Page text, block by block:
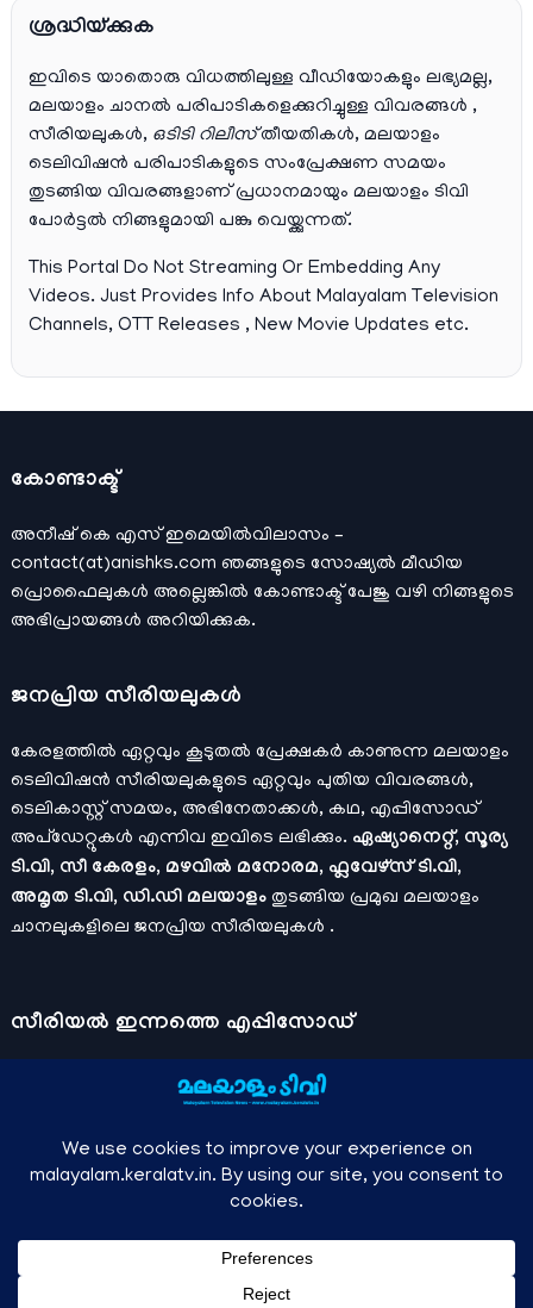
ശ്രദ്ധിയ്ക്കുക
ഇവിടെ യാതൊരു വിധത്തിലുള്ള വീഡിയോകളും ലഭ്യമല്ല,
മലയാളം ചാനല്‍ പരിപാടികളെക്കുറിച്ചുള്ള വിവരങ്ങള്‍ ,
സീരിയലുകള്‍, ഒടിടി റിലീസ്തീയതികള്‍, മലയാളം
ടെലിവിഷന്‍ പരിപാടികളുടെ സംപ്രേക്ഷണ സമയം
തുടങ്ങിയ വിവരങ്ങളാണ് പ്രധാനമായും മലയാളം ടിവി
പോര്‍ട്ടല്‍ നിങ്ങളുമായി പങ്കു വെയ്ക്കുന്നത്.
This Portal Do Not Streaming Or Embedding Any
Videos. Just Provides Info About Malayalam Television
Channels, OTT Releases , New Movie Updates etc.
കോണ്ടാക്ട്
അനീഷ്‌ കെ എസ് ഇമെയില്‍വിലാസം –
contact(at)anishks.com ഞങ്ങളുടെ സോഷ്യല്‍ മീഡിയ
പ്രൊഫൈലുകള്‍ അല്ലെങ്കില്‍ കോണ്ടാക്ട്പേജു വഴി നിങ്ങളുടെ
അഭിപ്രായങ്ങള്‍ അറിയിക്കുക.
ജനപ്രിയ സീരിയലുകള്‍
കേരളത്തിൽ ഏറ്റവും കൂടുതൽ പ്രേക്ഷകർ കാണുന്ന മലയാളം
ടെലിവിഷൻ സീരിയലുകളുടെ ഏറ്റവും പുതിയ വിവരങ്ങൾ,
ടെലികാസ്റ്റ് സമയം, അഭിനേതാക്കൾ, കഥ, എപ്പിസോഡ്
അപ്ഡേറ്റുകൾ എന്നിവ ഇവിടെ ലഭിക്കും. ഏഷ്യാനെറ്റ്, സൂര്യ
ടി.വി, സീ കേരളം, മഴവിൽ മനോരമ, ഫ്ലവേഴ്സ് ടി.വി,
അമൃത ടി.വി, ഡി.ഡി മലയാളം തുടങ്ങിയ പ്രമുഖ മലയാളം
ചാനലുകളിലെ ജനപ്രിയ സീരിയലുകൾ .
സീരിയല്‍ ഇന്നത്തെ എപ്പിസോഡ്
ചാനലുകളുടെ ഔദ്യോഗിക മൊബൈല്‍ ആപ്പുകള്‍ , ഒഫിഷ്യല്‍
യൂട്യൂബ് ചാനല്‍ ഇവ ഉപയോഗപ്പെടുത്തി കഴിഞ്ഞുപോയ
മനോരമ മാക്സ് , സണ്‍ നെക്സ്റ്റ്, സോണി ലിവ് , നെറ്റ് ഫ്ലിക്സ്
തുടങ്ങിയ ഒടിടി ആപ്പുകള്‍ വഴിയുള്ള സിനിമ ഓണ്‍ലൈന്‍
മലയാളം ടിവി - എല്ലാ മലയാളം സീരിയലുകള്‍ , ഓടിടി റിലീസുകള്‍ ,